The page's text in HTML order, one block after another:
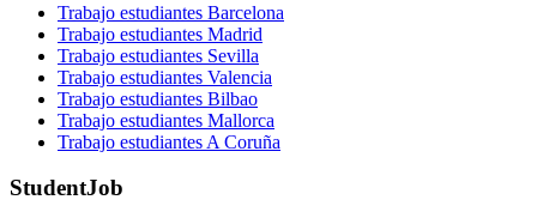
Trabajo estudiantes Barcelona
Trabajo estudiantes Madrid
Trabajo estudiantes Sevilla
Trabajo estudiantes Valencia
Trabajo estudiantes Bilbao
Trabajo estudiantes Mallorca
Trabajo estudiantes A Coruña
StudentJob